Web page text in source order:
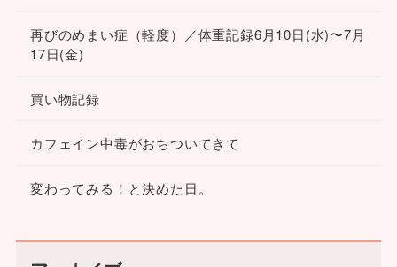
再びのめまい症（軽度）／体重記録6月10日(水)〜7月
17日(金)
買い物記録
カフェイン中毒がおちついてきて
変わってみる！と決めた日。